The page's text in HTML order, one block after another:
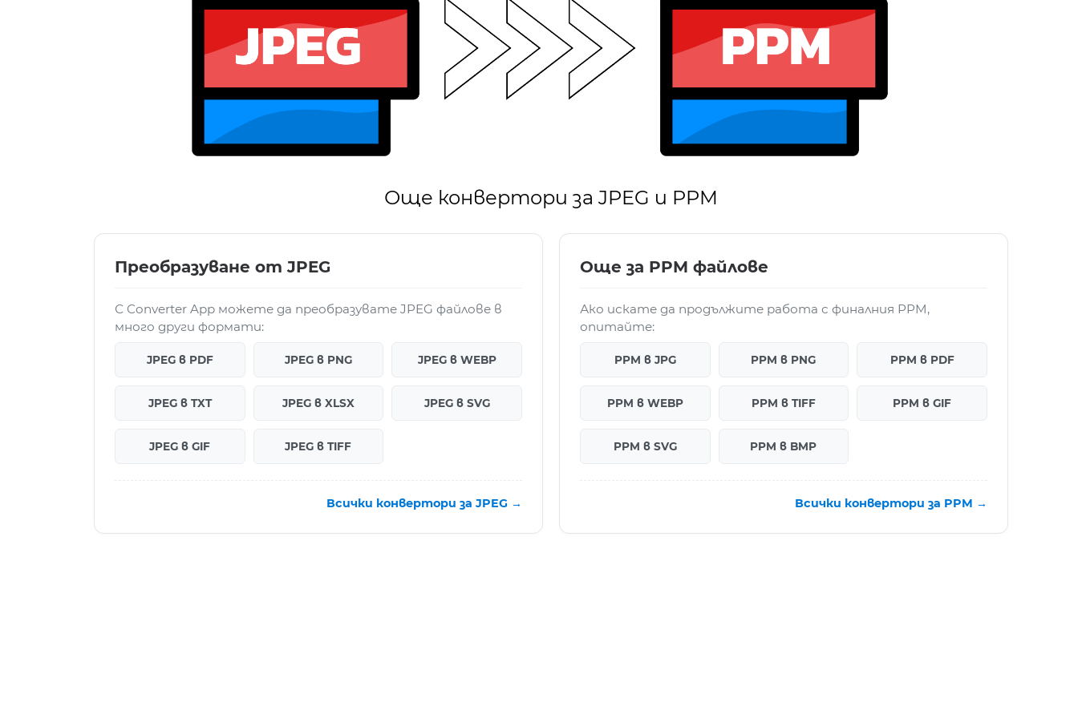
Още конвертори за JPEG и PPM
Преобразуване от JPEG
С Converter App можете да преобразувате JPEG файлове в
много други формати:
JPEG в PDF JPEG в PNG JPEG в WEBP
JPEG в TXT JPEG в XLSX JPEG в SVG
JPEG в GIF JPEG в TIFF
Всички конвертори за JPEG →
Още за PPM файлове
Ако искате да продължите работа с финалния PPM,
опитайте:
PPM в JPG PPM в PNG PPM в PDF
PPM в WEBP PPM в TIFF PPM в GIF
PPM в SVG PPM в BMP
Всички конвертори за PPM →